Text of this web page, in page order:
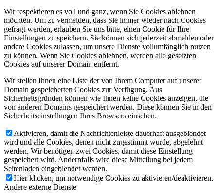
Wir respektieren es voll und ganz, wenn Sie Cookies ablehnen
möchten. Um zu vermeiden, dass Sie immer wieder nach Cookies
gefragt werden, erlauben Sie uns bitte, einen Cookie für Ihre
Einstellungen zu speichern. Sie können sich jederzeit abmelden oder
andere Cookies zulassen, um unsere Dienste vollumfänglich nutzen
zu können. Wenn Sie Cookies ablehnen, werden alle gesetzten
Cookies auf unserer Domain entfernt.
Wir stellen Ihnen eine Liste der von Ihrem Computer auf unserer
Domain gespeicherten Cookies zur Verfügung. Aus
Sicherheitsgründen können wie Ihnen keine Cookies anzeigen, die
von anderen Domains gespeichert werden. Diese können Sie in den
Sicherheitseinstellungen Ihres Browsers einsehen.
Aktivieren, damit die Nachrichtenleiste dauerhaft ausgeblendet
wird und alle Cookies, denen nicht zugestimmt wurde, abgelehnt
werden. Wir benötigen zwei Cookies, damit diese Einstellung
gespeichert wird. Andernfalls wird diese Mitteilung bei jedem
Seitenladen eingeblendet werden.
Hier klicken, um notwendige Cookies zu aktivieren/deaktivieren.
Andere externe Dienste